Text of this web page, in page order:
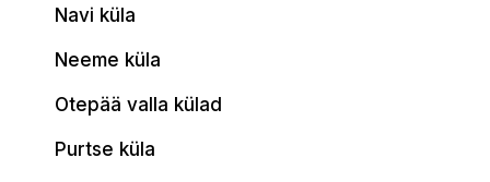
Navi küla
Neeme küla
Otepää valla külad
Purtse küla